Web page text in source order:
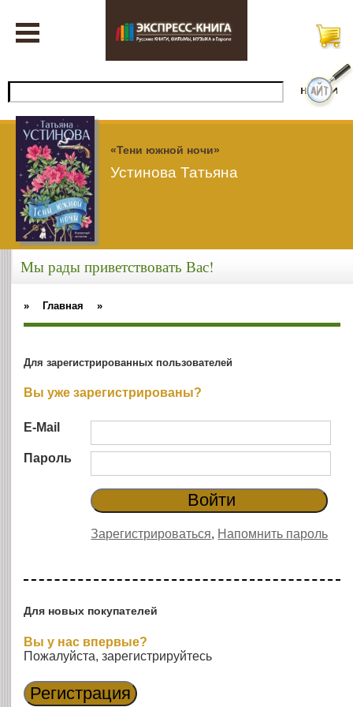
«Тени южной ночи»
Устинова Татьяна
Мы рады приветствовать Вас!
» Главная »
Для зарегистрированных пользователей
Вы уже зарегистрированы?
E-Mail
Пароль
Зарегистрироваться, Напомнить пароль
Для новых покупателей
Вы у нас впервые?
Пожалуйста, зарегистрируйтесь